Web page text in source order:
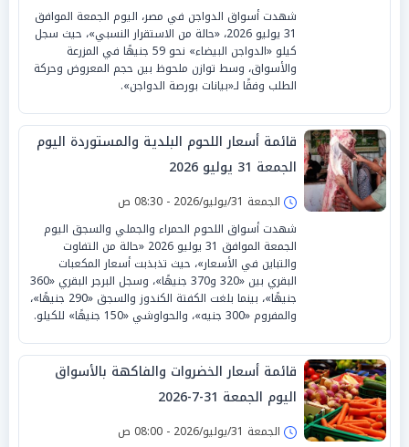
شهدت أسواق الدواجن في مصر، اليوم الجمعة الموافق
31 يوليو 2026، «حالة من الاستقرار النسبي»، حيث سجل
كيلو «الدواجن البيضاء» نحو 59 جنيهًا في المزرعة
والأسواق، وسط توازن ملحوظ بين حجم المعروض وحركة
الطلب وفقًا لـ«بيانات بورصة الدواجن».
قائمة أسعار اللحوم البلدية والمستوردة اليوم
الجمعة 31 يوليو 2026
الجمعة 31/يوليو/2026 - 08:30 ص
شهدت أسواق اللحوم الحمراء والجملي والسجق اليوم
الجمعة الموافق 31 يوليو 2026 «حالة من التفاوت
والتباين في الأسعار»، حيث تذبذبت أسعار المكعبات
البقري بين «320 و370 جنيهًا»، وسجل البرجر البقري «360
جنيهًا»، بينما بلغت الكفتة الكندوز والسجق «290 جنيهًا»،
والمفروم «300 جنيه»، والحواوشي «150 جنيهًا» للكيلو.
قائمة أسعار الخضروات والفاكهة بالأسواق
اليوم الجمعة 31-7-2026
الجمعة 31/يوليو/2026 - 08:00 ص